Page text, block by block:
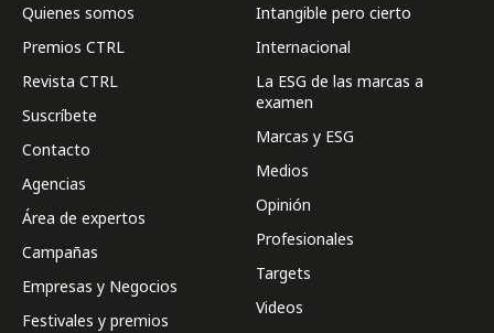
Quienes somos
Premios CTRL
Revista CTRL
Suscríbete
Contacto
Agencias
Área de expertos
Campañas
Empresas y Negocios
Festivales y premios
Intangible pero cierto
Internacional
La ESG de las marcas a
examen
Marcas y ESG
Medios
Opinión
Profesionales
Targets
Videos